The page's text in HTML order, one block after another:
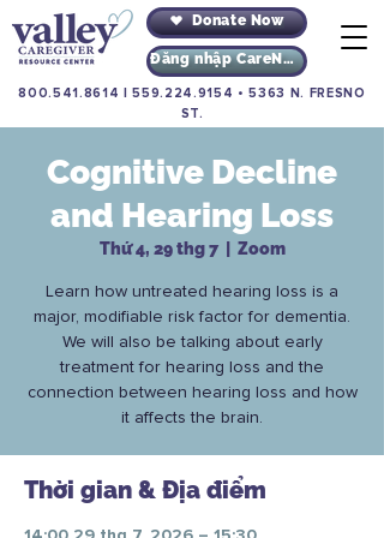
Donate Now
Đăng nhập CareNav
800.541.8614 |559.224.9154 •5363 N. FRESNO
ST.
Cognitive Decline
and Hearing Loss
Thứ 4, 29 thg 7
  |
Zoom
Learn how untreated hearing loss is a
major, modifiable risk factor for dementia.
We will also be talking about early
treatment for hearing loss and the
connection between hearing loss and how
it affects the brain.
Thời gian & Địa điểm